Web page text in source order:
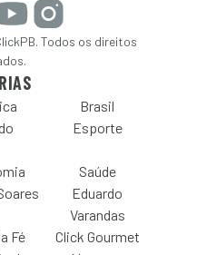
Todos os direitos
Brasil
Esporte
Saúde
Eduardo
Varandas
Fé
Click Gourmet